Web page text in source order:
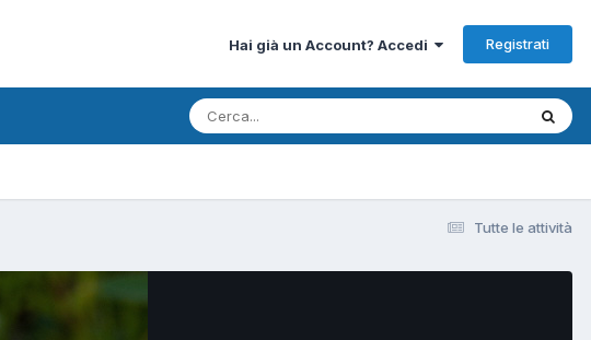
Hai già un Account? Accedi Registrati
Tutte le attività